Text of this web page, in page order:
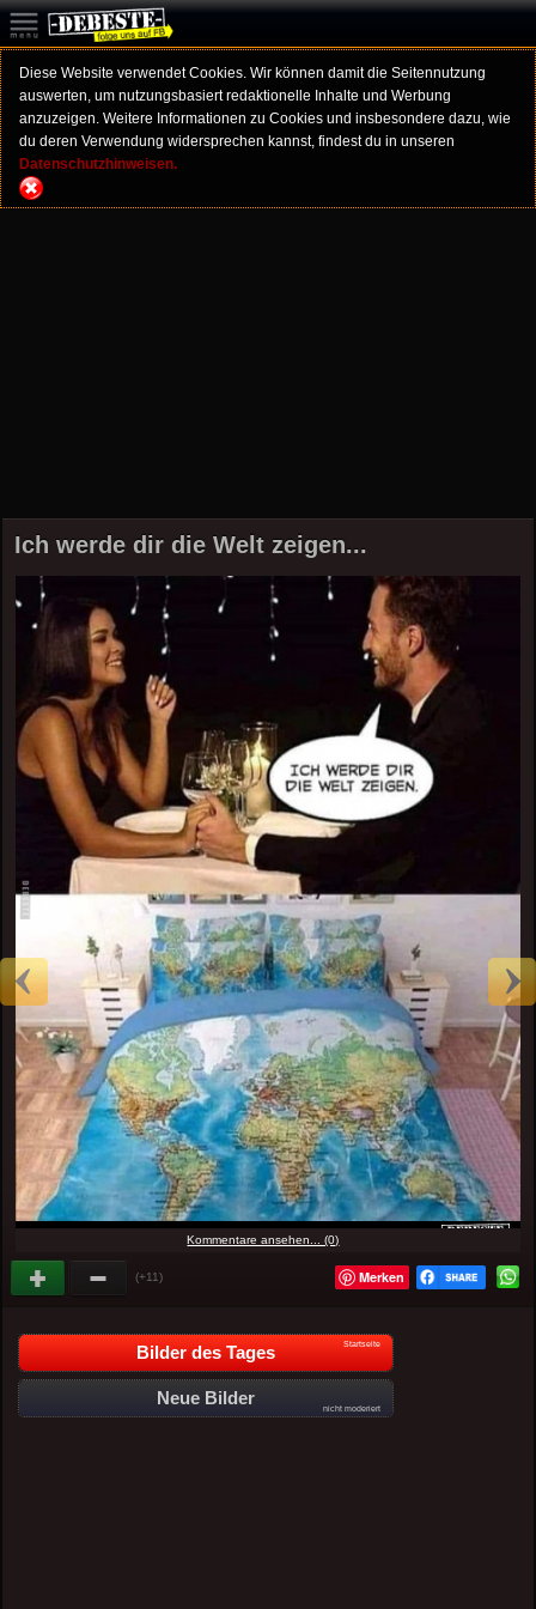
Diese Website verwendet Cookies. Wir können damit die Seitennutzung
auswerten, um nutzungsbasiert redaktionelle Inhalte und Werbung
anzuzeigen. Weitere Informationen zu Cookies und insbesondere dazu, wie
du deren Verwendung widersprechen kannst, findest du in unseren
Datenschutzhinweisen.
Ich werde dir die Welt zeigen...
Kommentare ansehen... (0)
(+11) Merken
Bilder des Tages Startseite
Neue Bilder
nicht moderiert